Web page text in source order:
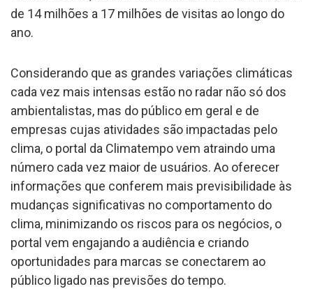
de 14 milhões a 17 milhões de visitas ao longo do
ano.
Considerando que as grandes variações climáticas
cada vez mais intensas estão no radar não só dos
ambientalistas, mas do público em geral e de
empresas cujas atividades são impactadas pelo
clima, o portal da Climatempo vem atraindo uma
número cada vez maior de usuários. Ao oferecer
informações que conferem mais previsibilidade às
mudanças significativas no comportamento do
clima, minimizando os riscos para os negócios, o
portal vem engajando a audiência e criando
oportunidades para marcas se conectarem ao
público ligado nas previsões do tempo.